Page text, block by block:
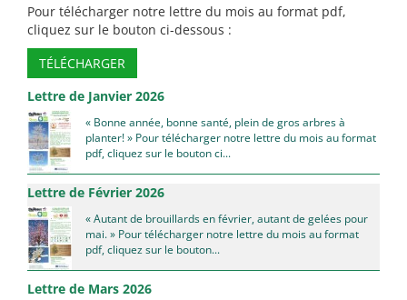
Pour télécharger notre lettre du mois au format pdf,
cliquez sur le bouton ci-dessous :
TÉLÉCHARGER
Lettre de Janvier 2026
« Bonne année, bonne santé, plein de gros arbres à
planter! » Pour télécharger notre lettre du mois au format
pdf, cliquez sur le bouton ci...
Lettre de Février 2026
« Autant de brouillards en février, autant de gelées pour
mai. » Pour télécharger notre lettre du mois au format
pdf, cliquez sur le bouton...
Lettre de Mars 2026